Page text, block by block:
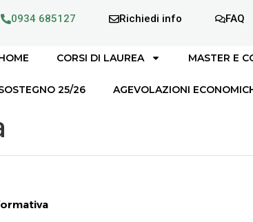
0934 685127 Richiedi info FAQ
CORSI DI LAUREA MASTER E
25/26 AGEVOLAZIONI